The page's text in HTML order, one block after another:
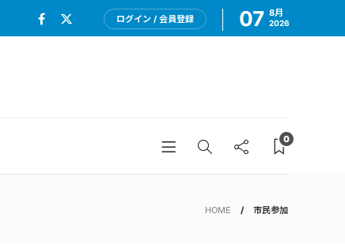
ログイン / 会員登録 07 8月
2026
0
HOME 市民参加